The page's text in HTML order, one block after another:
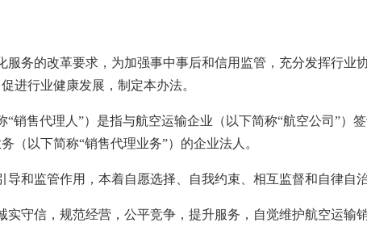
的改革要求，为加强事中事后和信用监管，充分发挥行业
进行业健康发展，制定本办法。
代理人”）是指与航空运输企业（以下简称“航空公司”）签
（以下简称“销售代理业务”）的企业法人。
监管作用，本着自愿选择、自我约束、相互监督和自律自治
，规范经营，公平竞争，提升服务，自觉维护航空运输销